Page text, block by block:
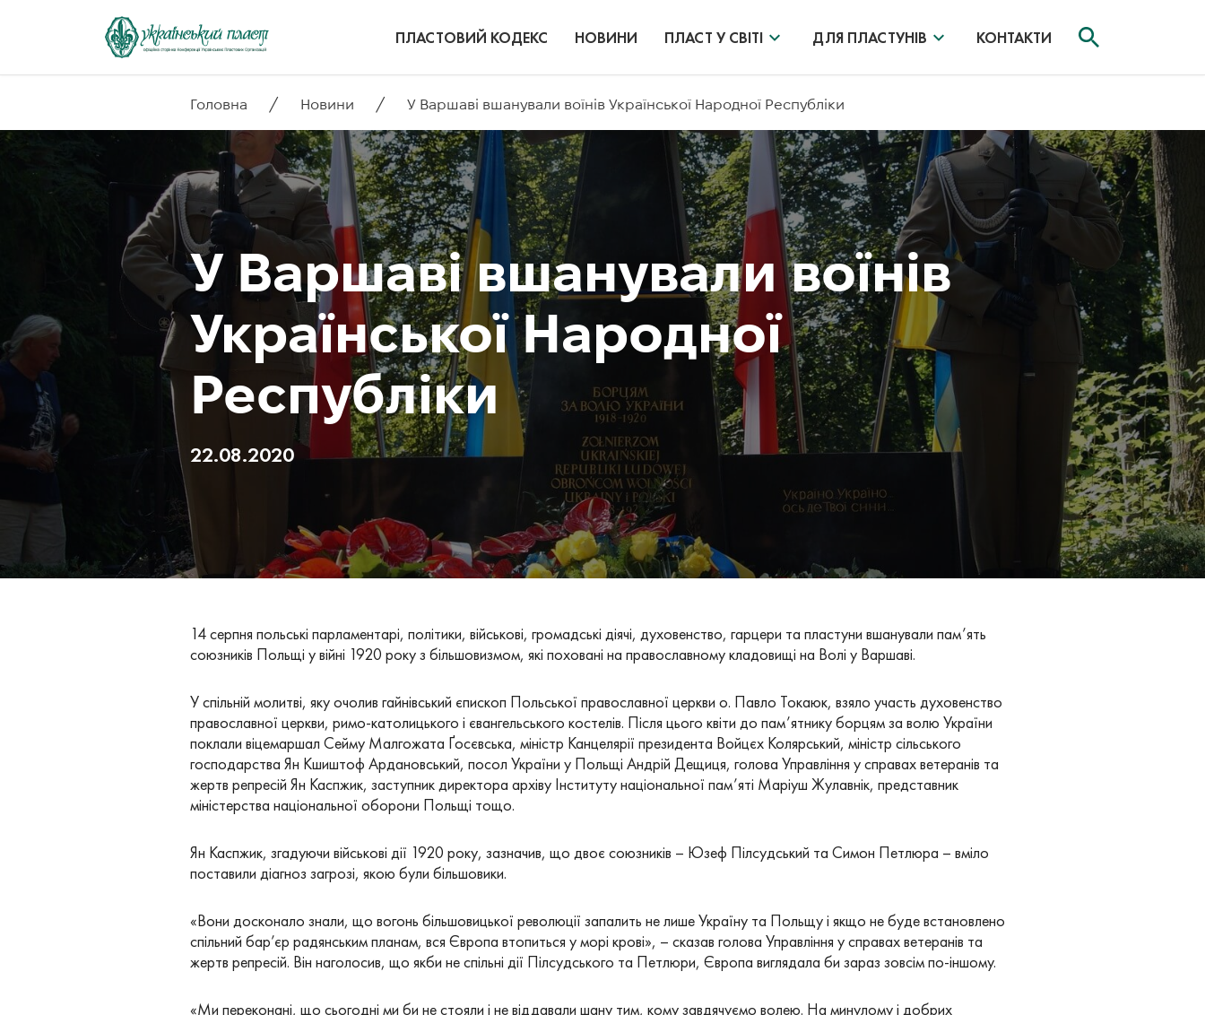
ПЛАСТОВИЙ КОДЕКС НОВИНИ ПЛАСТ У СВІТІ ДЛЯ ПЛАСТУНІВ КОНТАКТИ
Головна / Новини / У Варшаві вшанували воїнів Української Народної Республіки
У Варшаві вшанували воїнів
Української Народної
Республіки
22.08.2020
14 cерпня польські парламентарі, політики, військові, громадські діячі, духовенство, гарцери та пластуни вшанували пам’ять
союзників Польщі у війні 1920 року з більшовизмом, які поховані на православному кладовищі на Волі у Варшаві.
У спільній молитві, яку очолив гайнівський єпископ Польської православної церкви о. Павло Токаюк, взяло участь духовенство
православної церкви, римо-католицького і євангельського костелів. Після цього квіти до пам’ятнику борцям за волю України
поклали віцемаршал Сейму Малгожата Ґосєвська, міністр Канцелярії президента Войцєх Колярський, міністр сільського
господарства Ян Кшиштоф Ардановський, посол України у Польщі Андрій Дещиця, голова Управління у справах ветеранів та
жертв репресій Ян Каспжик, заступник директора архіву Інституту національної пам’яті Маріуш Жулавнік, представник
міністерства національної оборони Польщі тощо.
Ян Каспжик, згадуючи військові дії 1920 року, зазначив, що двоє союзників – Юзеф Пілсудський та Симон Петлюра – вміло
поставили діагноз загрозі, якою були більшовики.
«Вони досконало знали, що вогонь більшовицької революції запалить не лише Україну та Польщу і якщо не буде встановлено
спільний бар’єр радянським планам, вся Європа втопиться у морі крові», – сказав голова Управління у справах ветеранів та
жертв репресій. Він наголосив, що якби не спільні дії Пілсудського та Петлюри, Європа виглядала би зараз зовсім по-іншому.
«Ми переконані, що сьогодні ми би не стояли і не віддавали шану тим, кому завдячуємо волею. На минулому і добрих